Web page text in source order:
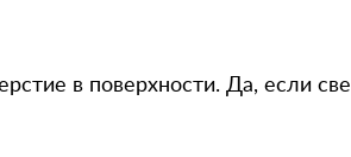
в поверхности. Да, если